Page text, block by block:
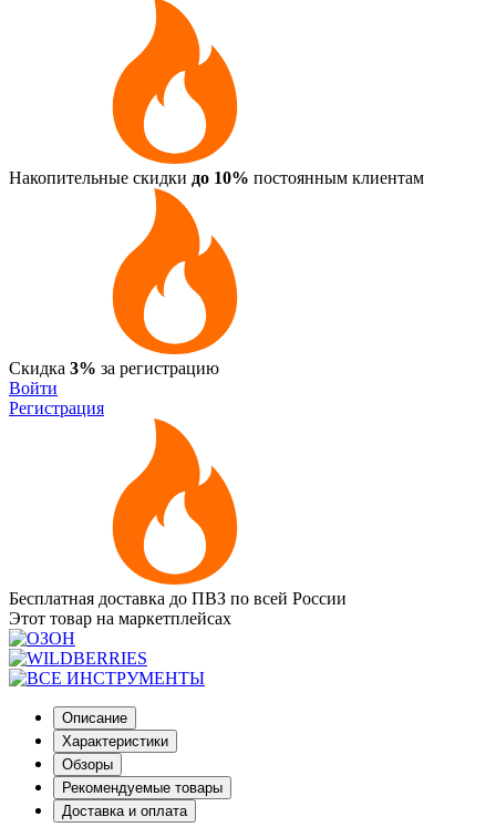
Накопительные скидки до 10% постоянным клиентам
Скидка 3% за регистрацию
Войти
Регистрация
Бесплатная доставка до ПВЗ по всей России
Этот товар на маркетплейсах
Описание
Характеристики
Обзоры
Рекомендуемые товары
Доставка и оплата